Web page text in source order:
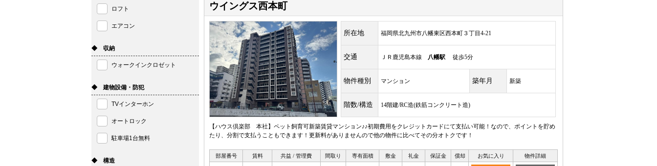
ウイングス西本町
所在地 福岡県北九州市八幡東区西本町３丁目4-21
交通 ＪＲ鹿児島本線 八幡駅 徒歩5分
物件種別 マンション 築年月 新築
階数/構造 14階建/RC造(鉄筋コンクリート造)
【ハウス倶楽部 本社】ペット飼育可新築賃貸マンション♪♪初期費用をクレジットカードにて支払い可能！なので、ポイントを貯め
たり、分割で支払うこともできます！更新料がありませんので他の物件に比べてその分オトクです！
部屋番号 賃料 共益 / 管理費 間取り 専有面積 敷金 礼金 保証金 償却 お気に入り 物件詳細
ロフト
エアコン
◆ 収納
ウォークインクロゼット
◆ 建物設備・防犯
TVインターホン
オートロック
駐車場1台無料
◆ 構造